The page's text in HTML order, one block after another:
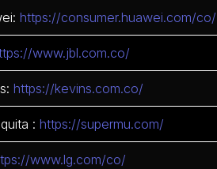
https://consumer.huawei.com/co/
www.jbl.com.co/
https://kevins.com.co/
:https://supermu.com/
www.lg.com/co/